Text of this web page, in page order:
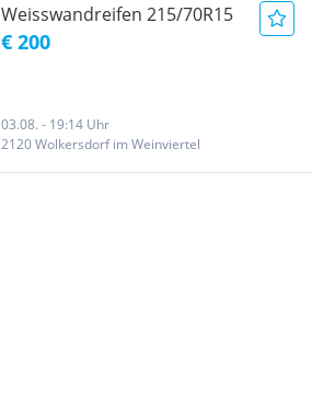
Weisswandreifen 215/70R15
€ 200
03.08. - 19:14 Uhr
2120 Wolkersdorf im Weinviertel